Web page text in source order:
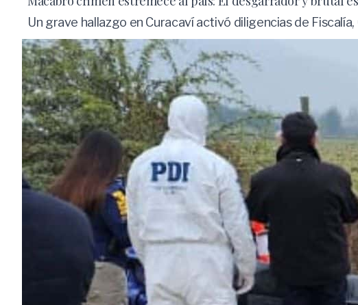
Un grave hallazgo en Curacaví activó diligencias de